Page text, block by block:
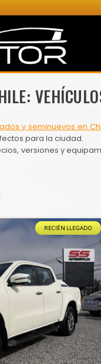
y seminuevos en
para la ciudad.
versiones y
RECIÉN LLEGADO